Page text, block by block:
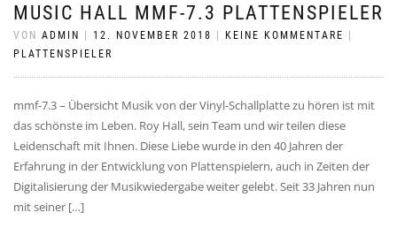
MUSIC HALL MMF-7.3 PLATTENSPIELER
VON ADMIN 12. NOVEMBER 2018 KEINE KOMMENTARE
PLATTENSPIELER
mmf-7.3 – Übersicht Musik von der Vinyl-Schallplatte zu hören ist mit
das schönste im Leben. Roy Hall, sein Team und wir teilen diese
Leidenschaft mit Ihnen. Diese Liebe wurde in den 40 Jahren der
Erfahrung in der Entwicklung von Plattenspielern, auch in Zeiten der
Digitalisierung der Musikwiedergabe weiter gelebt. Seit 33 Jahren nun
mit seiner […]